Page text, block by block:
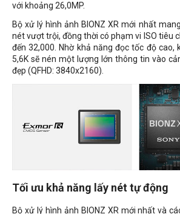
với khoảng 26,0MP.
Bộ xử lý hình ảnh BIONZ XR mới nhất
nét vượt trội, đồng thời có phạm vi ISO tiêu
đến 32,000. Nhờ khả năng đọc tốc độ cao,
5,6K sẽ nén một lượng lớn thông tin vào
đẹp (QFHD: 3840x2160).
Tối ưu khả năng lấy nét tự động
Bộ xử lý hình ảnh BIONZ XR mới nhất và